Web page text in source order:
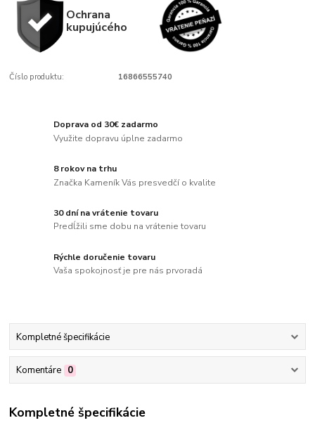
Ochrana
kupujúcého
Číslo produktu: 16866555740
Doprava od 30€ zadarmo
Využite dopravu úplne zadarmo
8 rokov na trhu
Značka Kameník Vás presvedčí o kvalite
30 dní na vrátenie tovaru
Predĺžili sme dobu na vrátenie tovaru
Rýchle doručenie tovaru
Vaša spokojnosť je pre nás prvoradá
Kompletné špecifikácie
Komentáre 0
Kompletné špecifikácie